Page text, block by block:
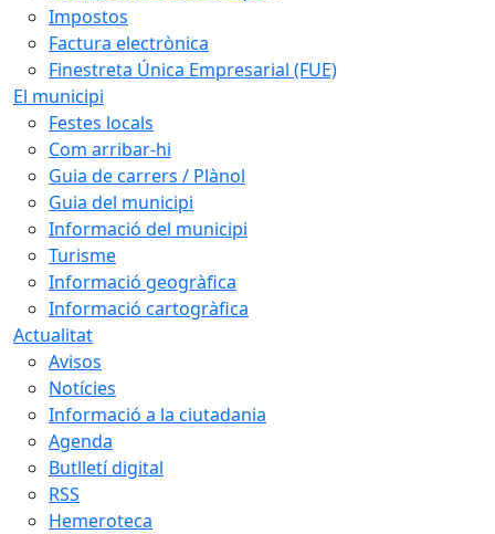
Impostos
Factura electrònica
Finestreta Única Empresarial (FUE)
El municipi
Festes locals
Com arribar-hi
Guia de carrers / Plànol
Guia del municipi
Informació del municipi
Turisme
Informació geogràfica
Informació cartogràfica
Actualitat
Avisos
Notícies
Informació a la ciutadania
Agenda
Butlletí digital
RSS
Hemeroteca